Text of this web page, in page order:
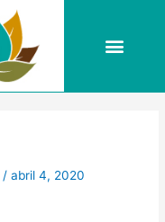
/abril 4, 2020